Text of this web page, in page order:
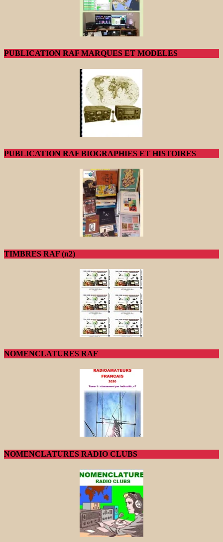
PUBLICATION RAF MARQUES ET MODELES
PUBLICATION RAF BIOGRAPHIES ET HISTOIRES
TIMBRES RAF (n2)
NOMENCLATURES RAF
NOMENCLATURES RADIO CLUBS